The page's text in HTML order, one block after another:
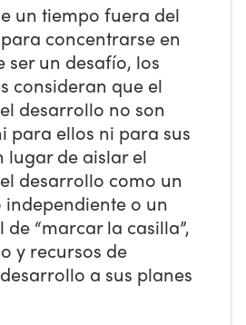
un tiempo fuera del
concentrarse en
ser un desafío, los
consideran que el
desarrollo no son
para ellos ni para sus
lugar de aislar el
desarrollo como un
o un
“marcar la casilla”,
y recursos de
a sus planes